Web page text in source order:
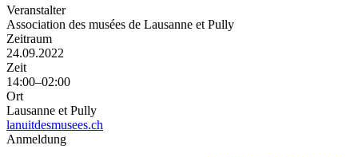
Veranstalter
Association des musées de Lausanne et Pully
Zeitraum
24.09.2022
Zeit
14:00–02:00
Ort
Lausanne et Pully
lanuitdesmusees.ch
Anmeldung